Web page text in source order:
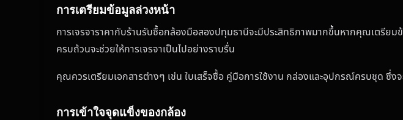
การเตรียมข้อมูลล่วงหน้า
การเจรจาราคากับร้านรับซื้อกล้องมือสองปทุมธานีจะมีประสิทธิภาพมากขึ้นหากคุณเตรีย
ครบถ้วนจะช่วยให้การเจรจาเป็นไปอย่างราบรื่น
คุณควรเตรียมเอกสารต่างๆ เช่น ใบเสร็จซื้อ คู่มือการใช้งาน กล่องและอุปกรณ์ครบชุด ซึ่ง
การเข้าใจจุดแข็งของกล้อง